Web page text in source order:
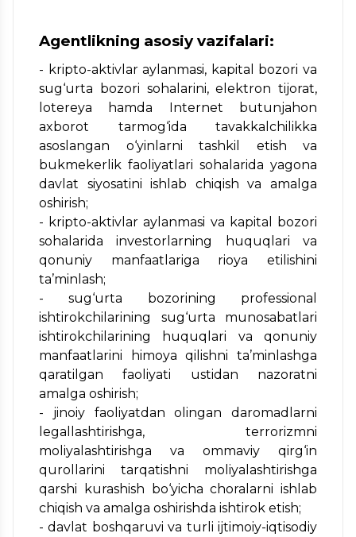
Agentlikning asosiy vazifalari:
- kripto-aktivlar aylanmasi, kapital bozori va
sug‘urta bozori sohalarini, elektron tijorat,
lotereya hamda Internet butunjahon
axborot tarmog‘ida tavakkalchilikka
asoslangan o‘yinlarni tashkil etish va
bukmekerlik faoliyatlari sohalarida yagona
davlat siyosatini ishlab chiqish va amalga
oshirish;
- kripto-aktivlar aylanmasi va kapital bozori
sohalarida investorlarning huquqlari va
qonuniy manfaatlariga rioya etilishini
ta’minlash;
- sug‘urta bozorining professional
ishtirokchilarining sug‘urta munosabatlari
ishtirokchilarining huquqlari va qonuniy
manfaatlarini himoya qilishni ta’minlashga
qaratilgan faoliyati ustidan nazoratni
amalga oshirish;
- jinoiy faoliyatdan olingan daromadlarni
legallashtirishga, terrorizmni
moliyalashtirishga va ommaviy qirg‘in
qurollarini tarqatishni moliyalashtirishga
qarshi kurashish bo‘yicha choralarni ishlab
chiqish va amalga oshirishda ishtirok etish;
- davlat boshqaruvi va turli ijtimoiy-iqtisodiy